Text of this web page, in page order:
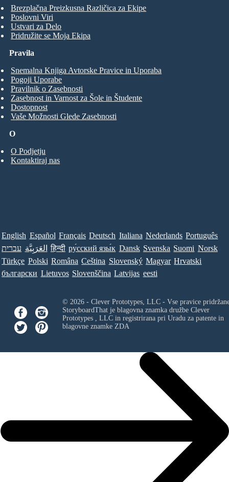
Brezplačna Preizkusna Različica za Ekipe
Poslovni Viri
Ustvari za Delo
Pridružite se Moja Ekipa
O
O Podjetju
Kontaktiraj nas
Pravila
Snemalna Knjiga Avtorske Pravice in Uporaba
Pogoji Uporabe
Pravilnik o Zasebnosti
Zasebnost in Varnost za Šole in Študente
Dostopnost
Vaše Možnosti Glede Zasebnosti
English Español Français Deutsch Italiana Nederlands Português
עברית العَرَبِيَّة हिन्दी ру́сский язы́к Dansk Svenska Suomi Norsk
Türkçe Polski Româna Ceština Slovenský Magyar Hrvatski
български Lietuvos Slovenščina Latvijas eesti
© 2026 - Clever Prototypes, LLC - Vse pravice
StoryboardThat je blagovna znamka družbe Clever
Prototypes , LLCin registrirana pri Uradu za patente in
blagovne znamke ZDA